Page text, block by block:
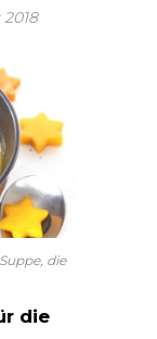
die
die